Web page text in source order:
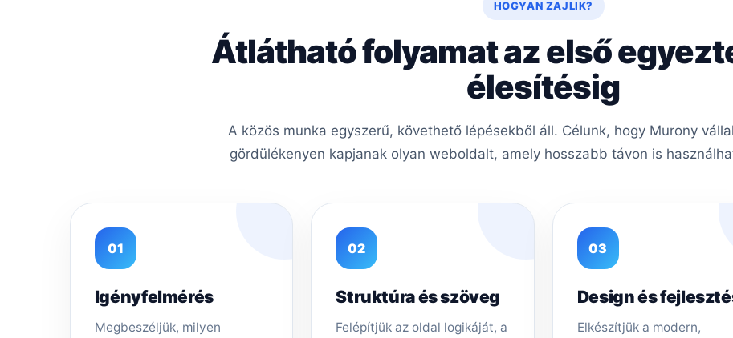
HOGYAN ZAJLIK?
Átlátható folyamat az első
élesítésig
A közös munka egyszerű, követhető lépésekből áll. Célunk, hogy Murony
gördülékenyen kapjanak olyan weboldalt, amely hosszabb távon is
01
Igényfelmérés
Megbeszéljük, milyen
02
Struktúra és szöveg
Felépítjük az oldal logikáját, a
03
Design és
Elkészítjük a modern,